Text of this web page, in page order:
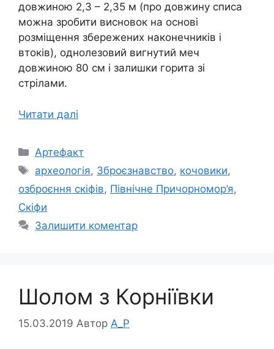
довжиною 2,3 – 2,35 м (про довжину списа
можна зробити висновок на основі
розміщення збережених наконечників і
втоків), однолезовий вигнутий меч
довжиною 80 см і залишки горита зі
стрілами.
Читати далі
Категорії
Артефакт
Позначки
археологія, Зброєзнавство, кочовики,
озброєння скіфів, Північне Причорномор’я,
Скіфи
Залишити коментар
Шолом з Корніївки
15.03.2019 Автор A_P